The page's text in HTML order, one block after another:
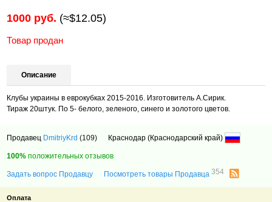
1000 руб. (≈$12.05)
Товар продан
Описание
Клубы украины в еврокубках 2015-2016. Изготовитель А.Сирик.
Тираж 20штук. По 5- белого, зеленого, синего и золотого цветов.
Продавец DmitriyKrd (109) Краснодар (Краснодарский край)
100% положительных отзывов
Задать вопрос Продавцу Посмотреть товары Продавца354
Оплата